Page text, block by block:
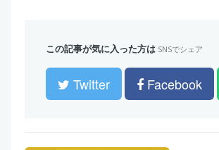
この記事が気に入った方は SNSでシェア
Twitter Facebook